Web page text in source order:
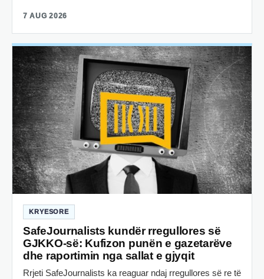
7 AUG 2026
KRYESORE
SafeJournalists kundër rregullores së
GJKKO-së: Kufizon punën e gazetarëve
dhe raportimin nga sallat e gjyqit
Rrjeti SafeJournalists ka reaguar ndaj rregullores së re të